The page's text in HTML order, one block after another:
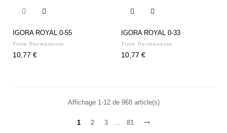

IGORA ROYAL 0-55
Tinte Permanente
Precio
10,77 €

IGORA ROYAL 0-33
Tinte Permanente
Precio
10,77 €
Affichage 1-12 de 968 article(s)
1 2 3 81